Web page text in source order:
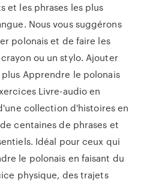
et les phrases les plus
Nous vous suggérons
polonais et de faire les
ou un stylo. Ajouter
Apprendre le polonais
Livre-audio en
collection d'histoires en
centaines de phrases et
Idéal pour ceux qui
le polonais en faisant du
physique, des trajets